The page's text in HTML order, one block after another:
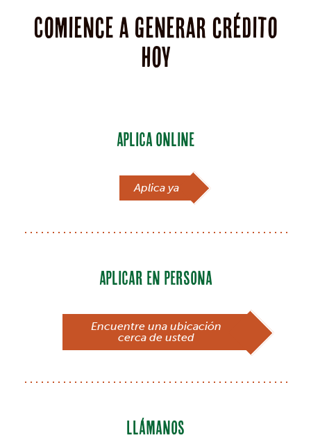
Comience a generar crédito
hoy
APLICA ONLINE
Aplica ya
APLICAR EN PERSONA
Encuentre una ubicación
cerca de usted
LLÁMANOS